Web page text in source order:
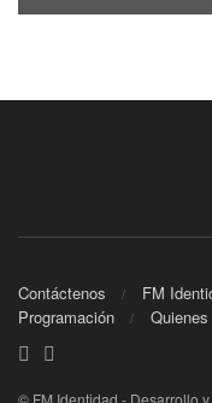
Contáctenos FM
Programación
© FM Identidad - Desarrollo